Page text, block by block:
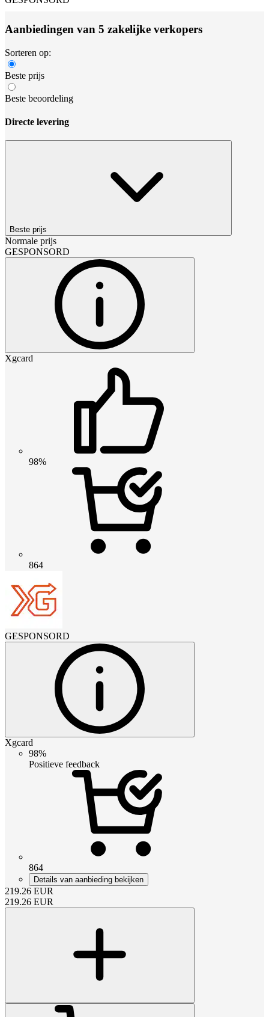
Aanbiedingen van 5 zakelijke verkopers
Sorteren op:
Beste prijs
Beste beoordeling
Directe levering
Beste prijs
Normale prijs
GESPONSORD
Xgcard
98%
864
GESPONSORD
Xgcard
98%
Positieve feedback
864
Details van aanbieding bekijken
219.26 EUR
219.26 EUR